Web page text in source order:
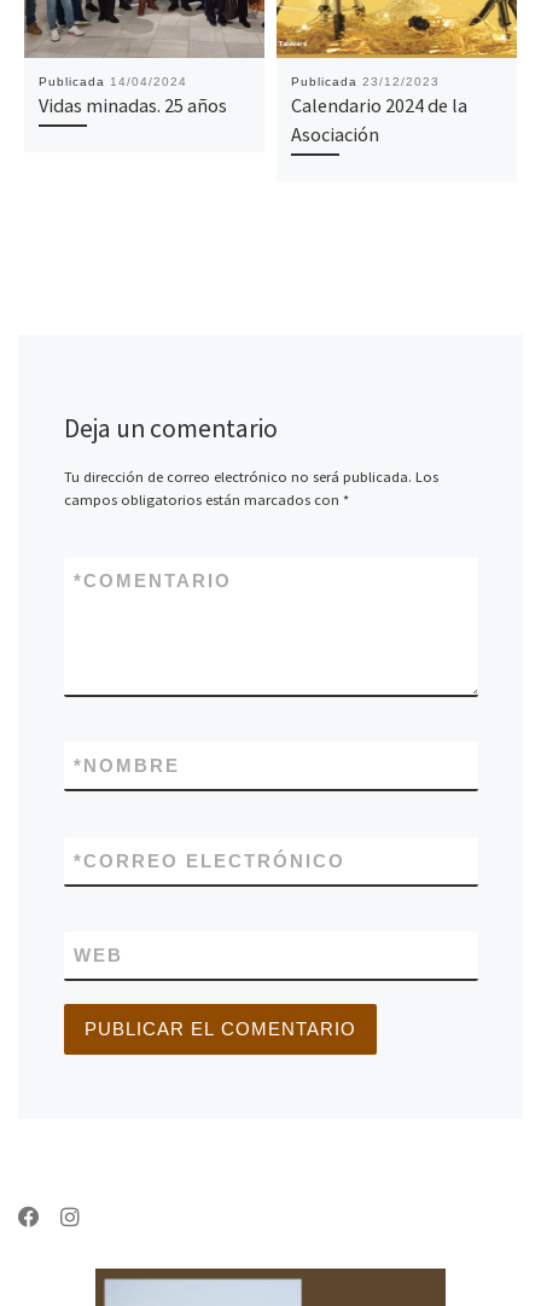
Publicada 14/04/2024
Vidas minadas. 25 años
Publicada 23/12/2023
Calendario 2024 de la
Asociación
Deja un comentario
Tu dirección de correo electrónico no será publicada. Los
campos obligatorios están marcados con *
COMENTARIO
*
NOMBRE
*
CORREO ELECTRÓNICO
*
WEB